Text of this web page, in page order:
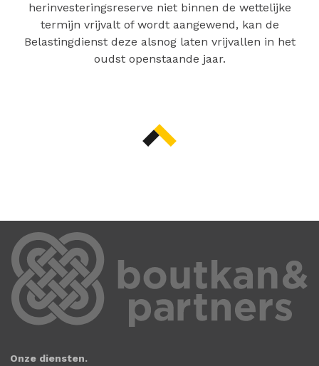
herinvesteringsreserve niet binnen de wettelijke
termijn vrijvalt of wordt aangewend, kan de
Belastingdienst deze alsnog laten vrijvallen in het
oudst openstaande jaar.
Onze diensten.